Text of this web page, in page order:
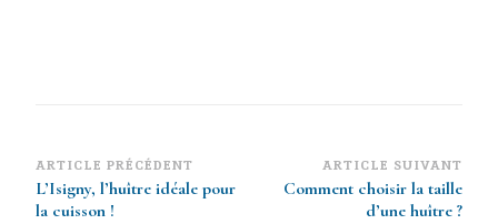
Navigation
d’article
ARTICLE PRÉCÉDENT
L’Isigny, l’huître idéale pour
la cuisson !
ARTICLE SUIVANT
Comment choisir la taille
d’une huître ?